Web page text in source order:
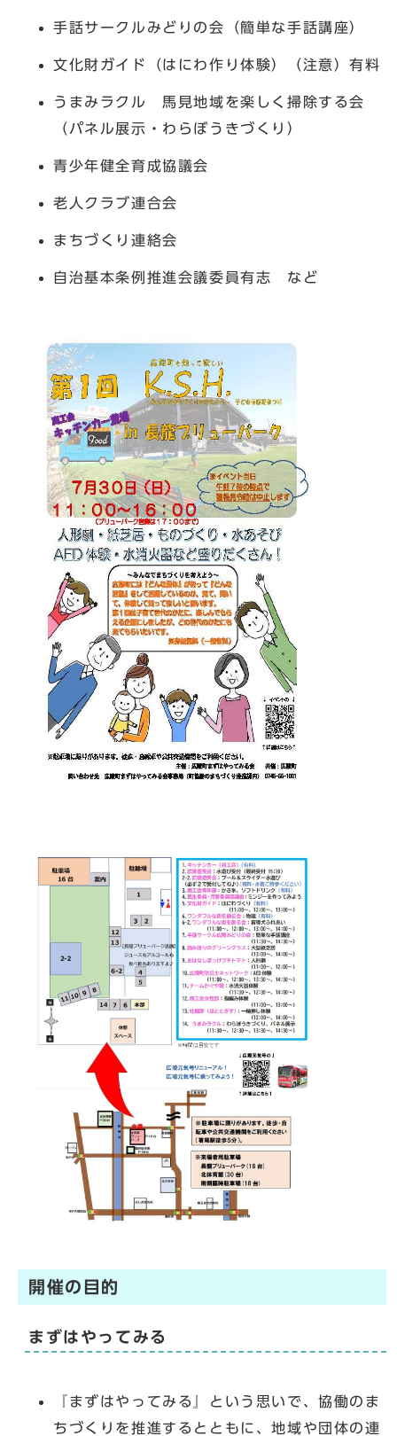
手話サークルみどりの会（簡単な手話講座）
文化財ガイド（はにわ作り体験）（注意）有料
うまみラクル 馬見地域を楽しく掃除する会
（パネル展示・わらぼうきづくり）
青少年健全育成協議会
老人クラブ連合会
まちづくり連絡会
自治基本条例推進会議委員有志 など
開催の目的
まずはやってみる
『まずはやってみる』という思いで、協働のま
ちづくりを推進するとともに、地域や団体の連